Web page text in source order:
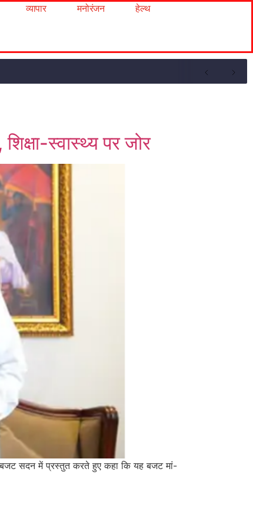
व्यापार मनोरंजन
हेल्थ
स्वास्थ्य पर जोर
बजट सदन में प्रस्तुत करते हुए कहा कि यह बजट मां-